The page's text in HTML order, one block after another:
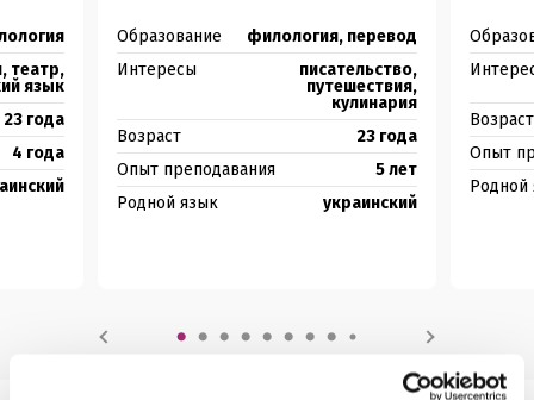
Фильмы
Спорт
Еда
Напитки
Занятия 21-23 охватывают следующие темы:
театр,
язык
23 года
4 года
Образование
филология, перевод
Интересы
писательство,
путешествия,
кулинария
Возраст
23 года
Опыт преподавания
5 лет
Родной язык
украинский
Возраст
Опыт
Родной